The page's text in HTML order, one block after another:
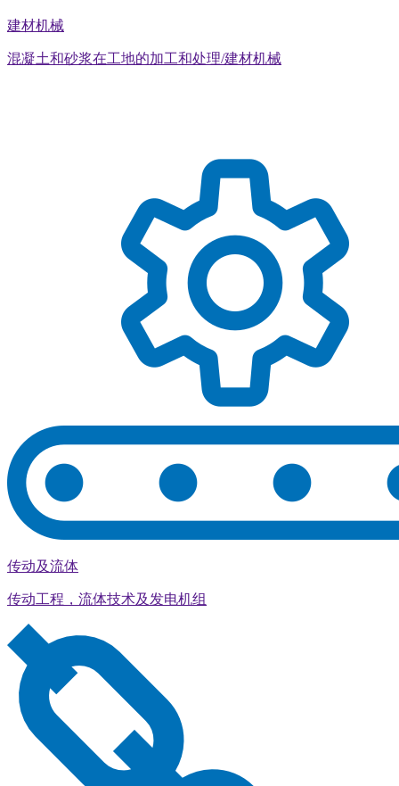
建材机械
混凝土和砂浆在工地的加工和处理/建材机械
传动及流体
传动工程，流体技术及发电机组